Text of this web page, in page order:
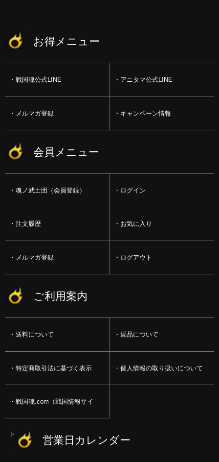
お得メニュー
戦国魂公式LINE アニタマ公式LINE
メルマガ登録 キャンペーン情報
会員メニュー
魂ノ武士団（会員登録） ログイン
注文履歴 お気に入り
メルマガ登録 ログアウト
ご利用案内
送料について 返品について
特定商取引法に基づく表示 個人情報の取り扱いについて
戦国魂.com（戦国情報サイ
ト） 営業日カレンダー